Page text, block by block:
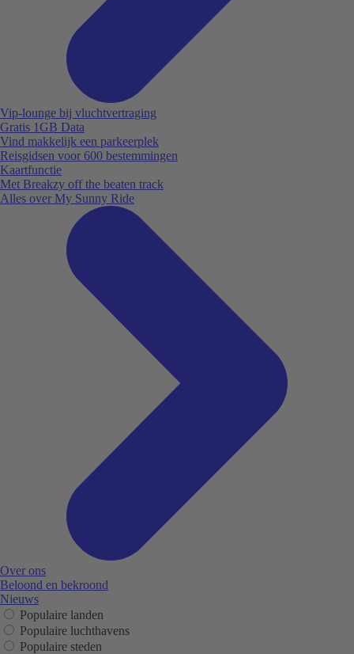
Vip-lounge bij vluchtvertraging
Gratis 1GB Data
Vind makkelijk een parkeerplek
Reisgidsen voor 600 bestemmingen
Kaartfunctie
Met Breakzy off the beaten track
Alles over My Sunny Ride
Over ons
Beloond en bekroond
Nieuws
Populaire landen
Populaire luchthavens
Populaire steden